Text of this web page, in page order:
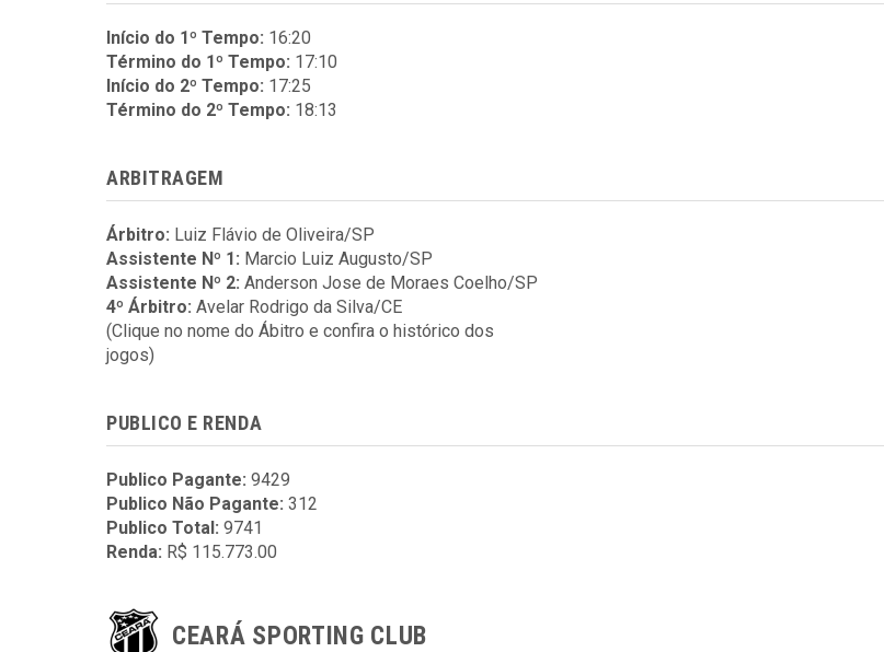
Início do 1º Tempo: 16:20
Término do 1º Tempo: 17:10
Início do 2º Tempo: 17:25
Término do 2º Tempo: 18:13
ARBITRAGEM
Árbitro: Luiz Flávio de Oliveira/SP
Assistente Nº 1: Marcio Luiz Augusto/SP
Assistente Nº 2: Anderson Jose de Moraes Coelho/SP
4º Árbitro: Avelar Rodrigo da Silva/CE
(Clique no nome do Ábitro e confira o histórico dos
jogos)
PUBLICO E RENDA
Publico Pagante: 9429
Publico Não Pagante: 312
Publico Total: 9741
Renda: R$ 115.773.00
CEARÁ SPORTING CLUB